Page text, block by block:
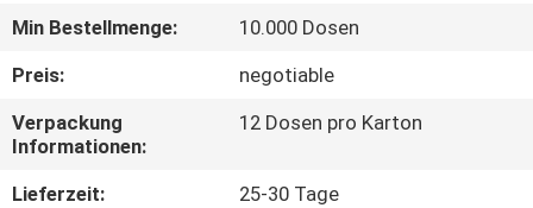
QUALITÄTSKONTROLLE
KONTAKTIEREN
SIE
UNS
Min Bestellmenge:
10.000 Dosen
Preis:
negotiable
Verpackung
Informationen:
12 Dosen pro Karton
Lieferzeit:
25-30 Tage